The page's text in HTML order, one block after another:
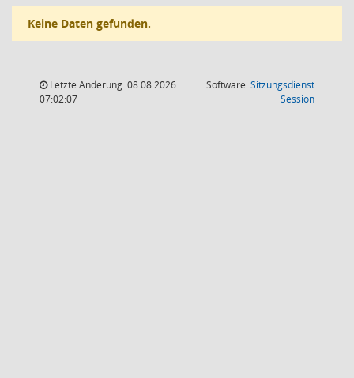
Keine Daten gefunden.
Letzte Änderung: 08.08.2026
07:02:07
Software:Sitzungsdienst
Session(Wird in